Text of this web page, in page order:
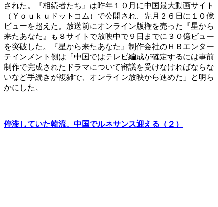
された。『相続者たち』は昨年１０月に中国最大動画サイト
（Ｙｏｕｋｕドットコム）で公開され、先月２６日に１０億
ビューを超えた。放送前にオンライン版権を売った『星から
来たあなた』も８サイトで放映中で９日までに３０億ビュー
を突破した。『星から来たあなた』制作会社のＨＢエンター
テインメント側は「中国ではテレビ編成が確定するには事前
制作で完成されたドラマについて審議を受けなければならな
いなど手続きが複雑で、オンライン放映から進めた」と明ら
かにした。
停滞していた韓流、中国でルネサンス迎える（２）